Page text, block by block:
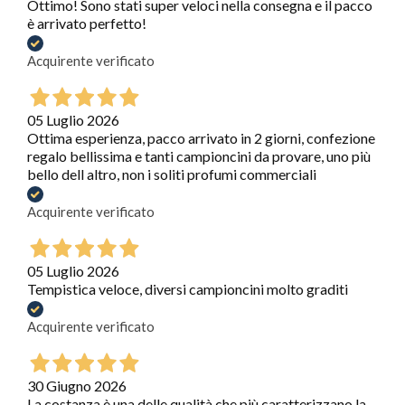
Ottimo! Sono stati super veloci nella consegna e il pacco
è arrivato perfetto!
Acquirente verificato
05 Luglio 2026
Ottima esperienza, pacco arrivato in 2 giorni, confezione
regalo bellissima e tanti campioncini da provare, uno più
bello dell altro, non i soliti profumi commerciali
Acquirente verificato
05 Luglio 2026
Tempistica veloce, diversi campioncini molto graditi
Acquirente verificato
30 Giugno 2026